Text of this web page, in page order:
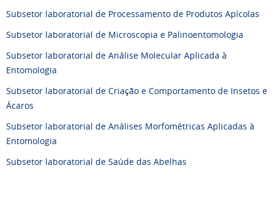
Subsetor laboratorial de Processamento de Produtos Apícolas
Subsetor laboratorial de Microscopia e Palinoentomologia
Subsetor laboratorial de Análise Molecular Aplicada à
Entomologia
Subsetor laboratorial de Criação e Comportamento de Insetos e
Ácaros
Subsetor laboratorial de Análises Morfométricas Aplicadas à
Entomologia
Subsetor laboratorial de Saúde das Abelhas